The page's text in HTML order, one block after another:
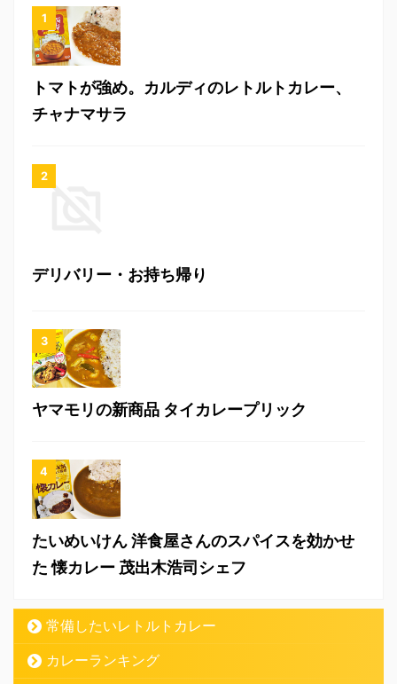
トマトが強め。カルディのレトルトカレー、
チャナマサラ
デリバリー・お持ち帰り
ヤマモリの新商品 タイカレープリック
たいめいけん 洋食屋さんのスパイスを効かせ
た 懐カレー 茂出木浩司シェフ
常備したいレトルトカレー
カレーランキング